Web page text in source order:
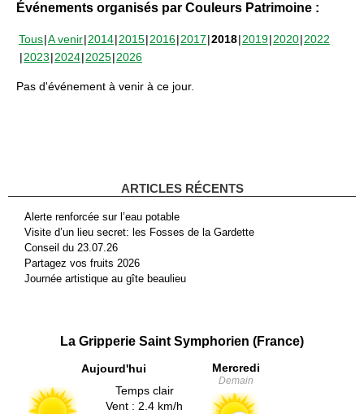
Événements organisés par Couleurs Patrimoine :
Tous A venir 2014 2015 2016 2017 2018 2019 2020 2022
2023 2024 2025 2026
Pas d'événement à venir à ce jour.
ARTICLES RÉCENTS
Alerte renforcée sur l’eau potable
Visite d’un lieu secret: les Fosses de la Gardette
Conseil du 23.07.26
Partagez vos fruits 2026
Journée artistique au gîte beaulieu
La Gripperie Saint Symphorien (France)
Aujourd'hui
Temps clair
Vent : 2.4 km/h
Mercredi
Demain